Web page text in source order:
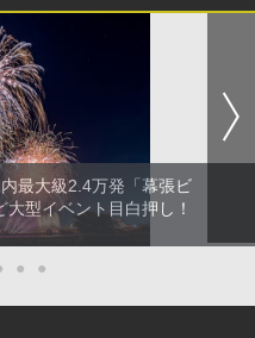
最大級2.4万発「幕張ビ
型イベント目白押し！
● ●